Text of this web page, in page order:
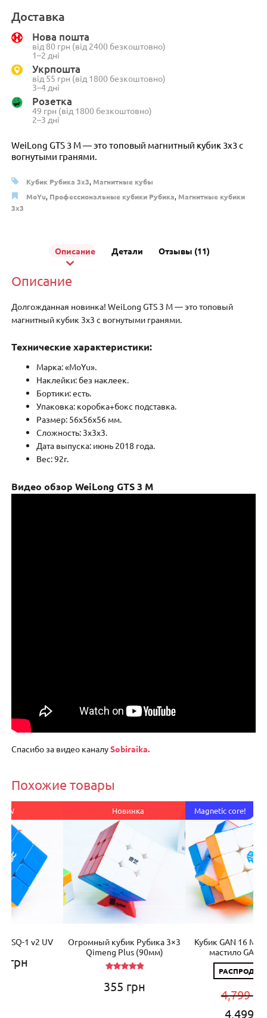
WeiLong GTS 3 M — это топовый магнитный кубик 3х3 с
вогнутыми гранями.
Доставка
Нова пошта
від 80 грн (від 2400 безкоштовно)
1–2 дні
Укрпошта
від 55 грн (від 1800 безкоштовно)
3–4 дні
Розетка
49 грн (від 1800 безкоштовно)
2–3 дні
Кубик Рубика 3x3,Магнитные кубы
MoYu, Профессиональные кубики Рубика,Магнитные кубики
3х3
Описание Детали Отзывы (11)
Описание
Долгожданная новинка! WeiLong GTS 3 M — это топовый
магнитный кубик 3х3 с вогнутыми гранями.
Технические характеристики:
Марка: «MoYu».
Наклейки: без наклеек.
Бортики: есть.
Упаковка: коробка+бокс подставка.
Размер: 56x56x56 мм.
Сложность: 3x3x3.
Дата выпуска: июнь 2018 года.
Вес: 92г.
Видео обзор WeiLong GTS 3 M
Спасибо за видео каналуSobiraika.
Похожие товары
Огромный кубик Рубика 3×3
Qimeng Plus (90мм)
Кубик GAN 16 Maglev UV (+
мастило GAN) 2025
РАСПРОДАЖА!
Первоначальная
Magnetic core!